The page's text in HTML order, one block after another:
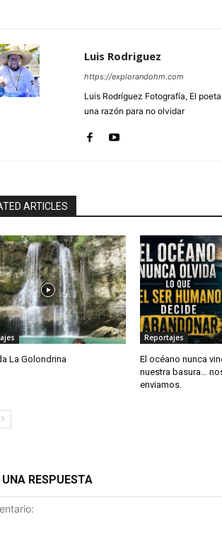
Luis Rodriguez
https://explorandohm.com
Luis Rodríguez Fotografía, El
una razón para no olvidar
ARTICLES
La Golondrina
Reportajes
El océano nunca
nuestra basura…
enviamos.
UNA RESPUESTA